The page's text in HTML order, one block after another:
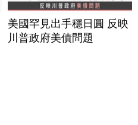
美國罕見出手穩日圓 反映
川普政府美債問題